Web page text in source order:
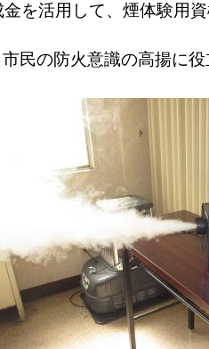
を活用して、煙体験用
民の防火意識の高揚に役